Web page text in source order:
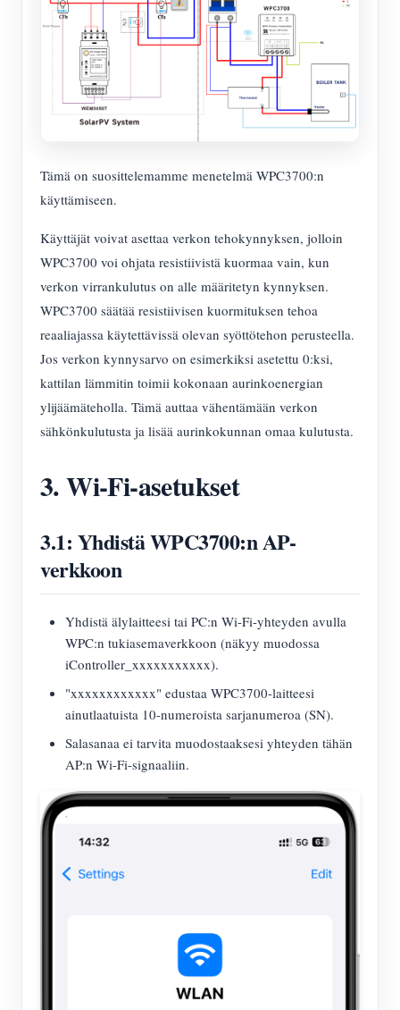
Tämä on suosittelemamme menetelmä WPC3700:n
käyttämiseen.
Käyttäjät voivat asettaa verkon tehokynnyksen, jolloin
WPC3700 voi ohjata resistiivistä kuormaa vain, kun
verkon virrankulutus on alle määritetyn kynnyksen.
WPC3700 säätää resistiivisen kuormituksen tehoa
reaaliajassa käytettävissä olevan syöttötehon perusteella.
Jos verkon kynnysarvo on esimerkiksi asetettu 0:ksi,
kattilan lämmitin toimii kokonaan aurinkoenergian
ylijäämäteholla. Tämä auttaa vähentämään verkon
sähkönkulutusta ja lisää aurinkokunnan omaa kulutusta.
3. Wi-Fi-asetukset
3.1: Yhdistä WPC3700:n AP-
verkkoon
Yhdistä älylaitteesi tai PC:n Wi-Fi-yhteyden avulla
WPC:n tukiasemaverkkoon (näkyy muodossa
iController_xxxxxxxxxxx).
"xxxxxxxxxxxx" edustaa WPC3700-laitteesi
ainutlaatuista 10-numeroista sarjanumeroa (SN).
Salasanaa ei tarvita muodostaaksesi yhteyden tähän
AP:n Wi-Fi-signaaliin.